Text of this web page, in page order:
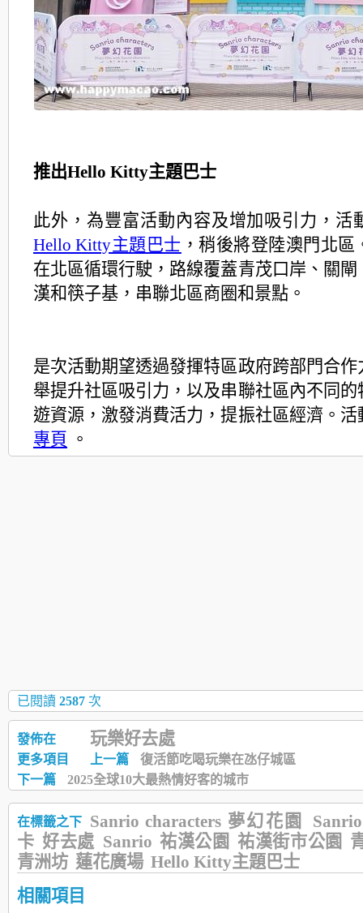
推出Hello Kitty主題巴士
此外，為豐富活動內容及增加吸引力，活
Hello Kitty主題巴士 ，稍後將登陸澳門北
在北區循環行駛，路線覆蓋青茂口岸、關閘
漢和筷子基，串聯北區商圈和景點。
是次活動期望透過發揮特區政府跨部門合作
舉提升社區吸引力，以及串聯社區內不同的
遊資源，激發消費活力，提振社區經濟。活
專頁
。
已閱讀 2587 次
發佈在 玩樂好去處
更多項目 上一篇
復活節吃喝玩樂在氹仔城區
下一篇
2025全球10大最熱情好客的城市
在標籤之下 Sanrio characters 夢幻花園
卡 好去處 Sanrio 祐漢公園 祐漢街市公園
青洲坊 蓮花廣場 Hello Kitty主題巴士
相關項目